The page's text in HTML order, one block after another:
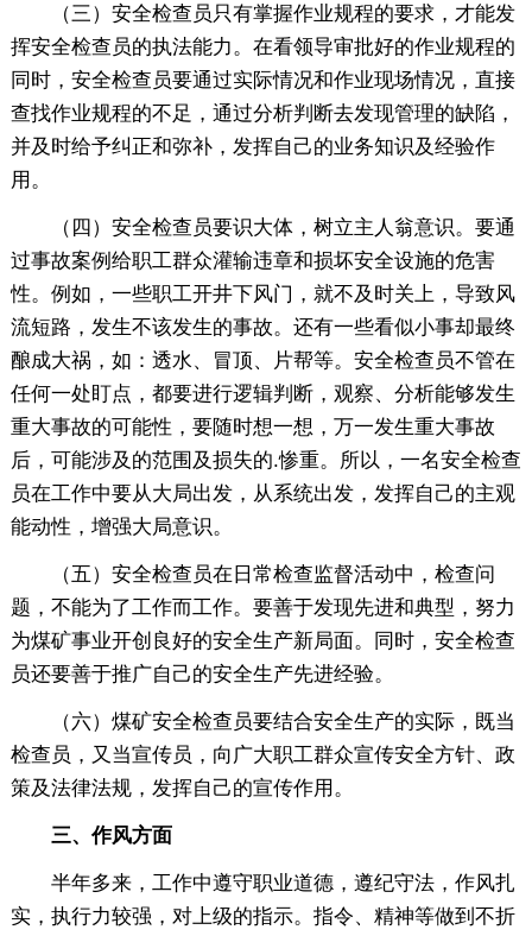
（三）安全检查员只有掌握作业规程的要求，才能发
挥安全检查员的执法能力。在看领导审批好的作业规程的
同时，安全检查员要通过实际情况和作业现场情况，直接
查找作业规程的不足，通过分析判断去发现管理的缺陷，
并及时给予纠正和弥补，发挥自己的业务知识及经验作
用。
（四）安全检查员要识大体，树立主人翁意识。要通
过事故案例给职工群众灌输违章和损坏安全设施的危害
性。例如，一些职工开井下风门，就不及时关上，导致风
流短路，发生不该发生的事故。还有一些看似小事却最终
酿成大祸，如：透水、冒顶、片帮等。安全检查员不管在
任何一处盯点，都要进行逻辑判断，观察、分析能够发生
重大事故的可能性，要随时想一想，万一发生重大事故
后，可能涉及的范围及损失的.惨重。所以，一名安全检查
员在工作中要从大局出发，从系统出发，发挥自己的主观
能动性，增强大局意识。
（五）安全检查员在日常检查监督活动中，检查问
题，不能为了工作而工作。要善于发现先进和典型，努力
为煤矿事业开创良好的安全生产新局面。同时，安全检查
员还要善于推广自己的安全生产先进经验。
（六）煤矿安全检查员要结合安全生产的实际，既当
检查员，又当宣传员，向广大职工群众宣传安全方针、政
策及法律法规，发挥自己的宣传作用。
三、作风方面
半年多来，工作中遵守职业道德，遵纪守法，作风扎
实，执行力较强，对上级的指示。指令、精神等做到不折